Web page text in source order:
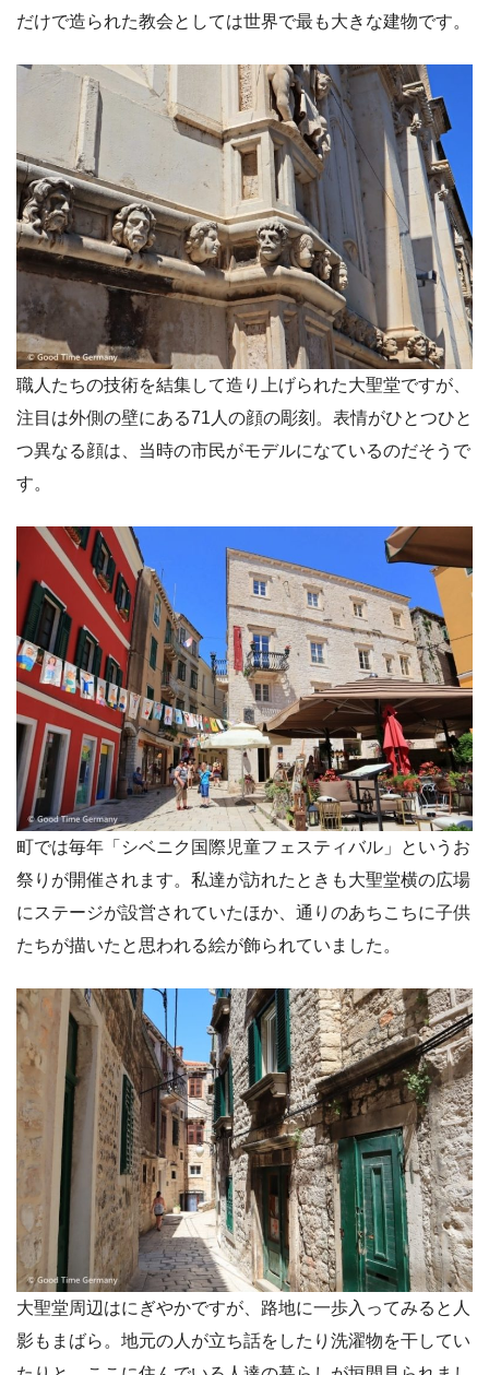
だけで造られた教会としては世界で最も大きな建物です。
職人たちの技術を結集して造り上げられた大聖堂ですが、
注目は外側の壁にある71人の顔の彫刻。表情がひとつひと
つ異なる顔は、当時の市民がモデルになているのだそうで
す。
町では毎年「シベニク国際児童フェスティバル」というお
祭りが開催されます。私達が訪れたときも大聖堂横の広場
にステージが設営されていたほか、通りのあちこちに子供
たちが描いたと思われる絵が飾られていました。
大聖堂周辺はにぎやかですが、路地に一歩入ってみると人
影もまばら。地元の人が立ち話をしたり洗濯物を干してい